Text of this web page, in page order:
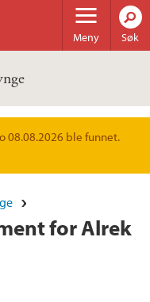
Meny Søk
08.08.2026 ble funnet.
for Alrek